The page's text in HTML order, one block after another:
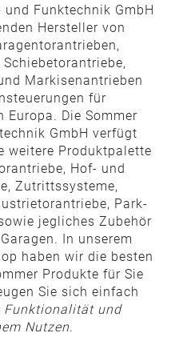
und Funktechnik GmbH
Hersteller von
Schiebetorantriebe,
Markisenantrieben
für
Europa. Die Sommer
GmbH verfügt
weitere Produktpalette
Hof- und
Zutrittssysteme,
Park-
jegliches Zubehör
In unserem
haben wir die besten
Produkte für Sie
Sie sich einfach
Funktionalität und
Nutzen.